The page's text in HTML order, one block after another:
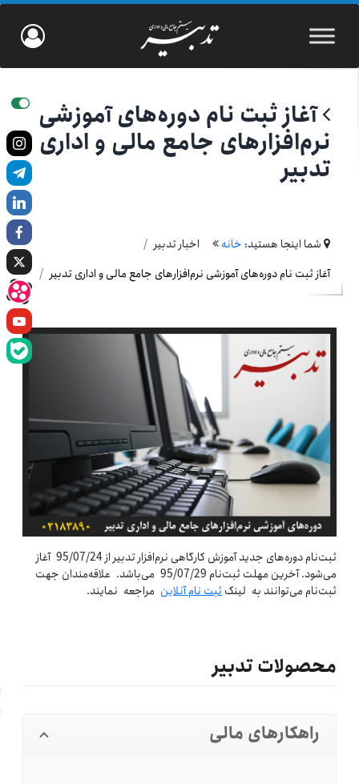
آغاز ثبت نام دوره‌های آموزشی
نرم‌افزارهای جامع مالی و اداری
تدبیر
شما اینجا هستید: خانه
اخبار تدبیر
آغاز ثبت نام دوره‌های آموزشی نرم‌افزارهای جامع مالی و اداری تدبیر
ثبت‌نام دوره‌های جدید آموزش کارگاهی نرم‌افزار تدبیر از 95/07/24 آغاز
می‌شود. آخرین مهلت ثبت‌نام 95/07/29 می‌باشد. علاقه‌مندان جهت
ثبت‌نام می‌توانند به لینکثبت‌ نام آنلاین مراجعه نمایند.
محصولات تدبیر
راهکارهای مالی